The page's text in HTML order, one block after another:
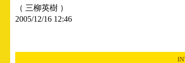
（ 三柳英樹 ）
2005/12/16 12:46